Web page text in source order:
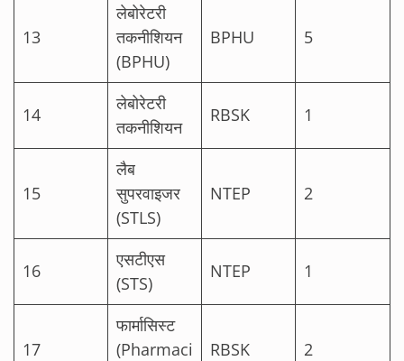
13
लेबोरेटरी
तकनीशियन
(BPHU)
BPHU 5
14
लेबोरेटरी
तकनीशियन
RBSK 1
15
लैब
सुपरवाइजर
(STLS)
NTEP 2
16
एसटीएस
(STS)
NTEP 1
17
फार्मासिस्ट
(Pharmaci
RBSK 2